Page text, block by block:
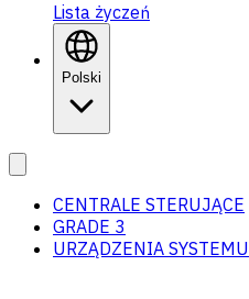
Lista życzeń
Polski
CENTRALE STERUJĄCE
GRADE 3
URZĄDZENIA SYSTEMU